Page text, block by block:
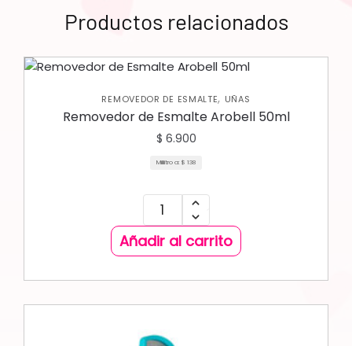
Productos relacionados
REMOVEDOR DE ESMALTE, UÑAS
Removedor de Esmalte Arobell 50ml
$ 6.900
Mililitro a: $ 138
Añadir al carrito